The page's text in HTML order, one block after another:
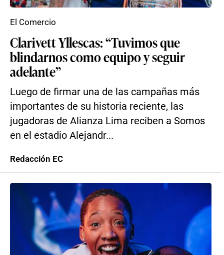
Clarivett Yllescas: “Tuvimos que
blindarnos como equipo y seguir
adelante”
Luego de firmar una de las campañas más
importantes de su historia reciente, las
jugadoras de Alianza Lima reciben a Somos
en el estadio Alejandr...
El Comercio
Redacción EC